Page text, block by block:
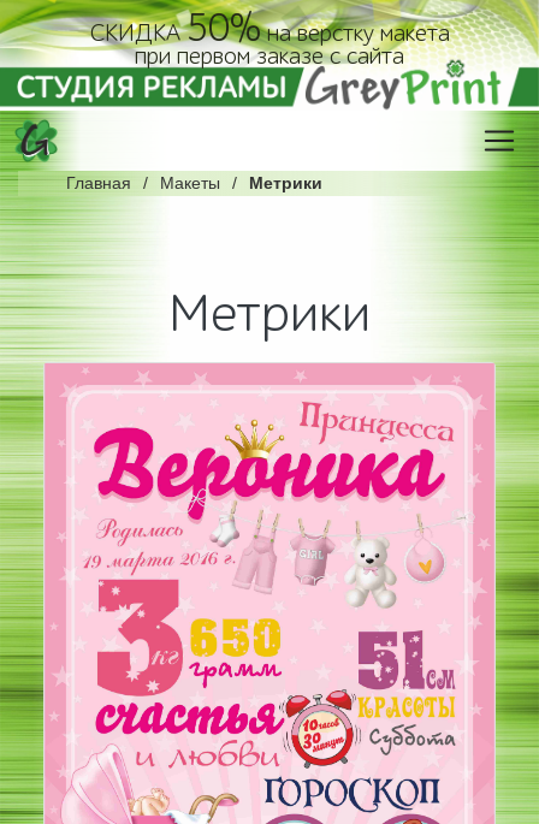
СКИДКА50%на верстку макета
при первом заказе с сайта
Главная Макеты Метрики
Метрики